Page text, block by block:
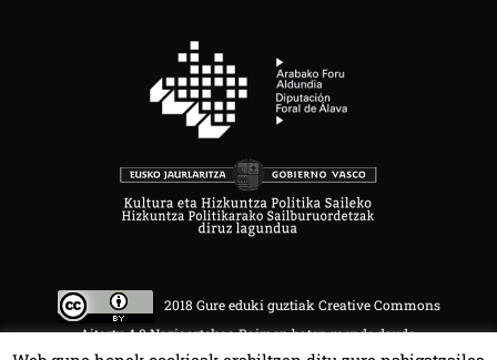
2018 Gure eduki guztiak Creative Commons
Aitortu 4.0 Nazioartekoa Baimen baten mende daude.